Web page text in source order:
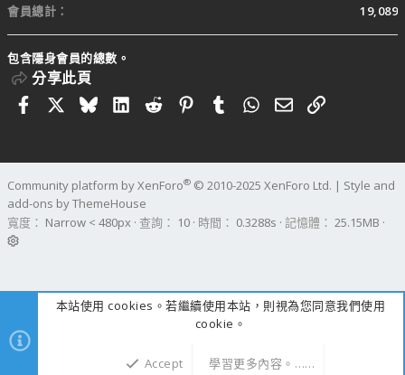
會員總計
19,089
包含隱身會員的總數。
分享此頁
FacebookBlueskyLinkedIn
RedditPinterestTumblrWhatsApp
電子郵件
連結
Community platform by XenForo® © 2010-2025 XenForo Ltd. | Style and
add-ons by ThemeHouse
寬度
查詢 10 時間 0.3288s 記憶體 25.15MB
本站使用 cookies。若繼續使用本站，則視為您同意我們使用
cookie。
Accept 學習更多內容。……